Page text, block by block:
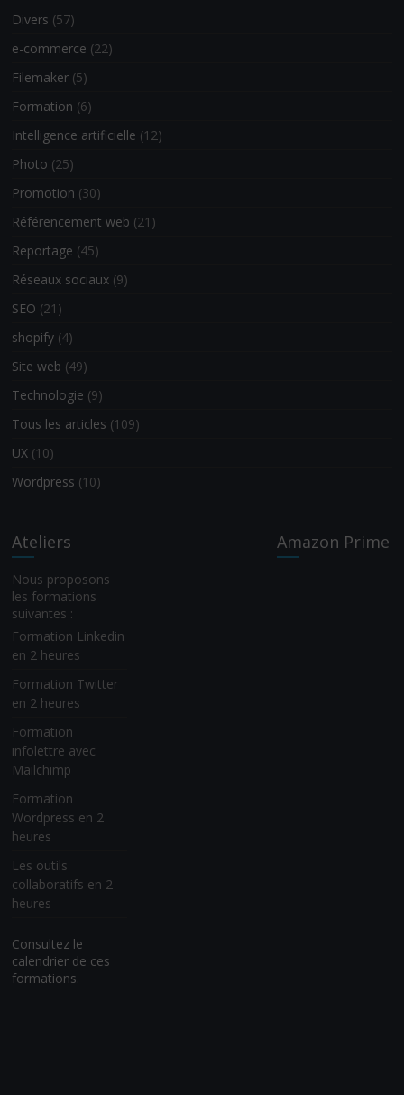
Divers (57)
e-commerce (22)
Filemaker (5)
Formation (6)
Intelligence artificielle (12)
Photo (25)
Promotion (30)
Référencement web (21)
Reportage (45)
Réseaux sociaux (9)
SEO (21)
shopify (4)
Site web (49)
Technologie (9)
Tous les articles (109)
UX (10)
Wordpress (10)
Ateliers
Nous proposons
les formations
suivantes :
Formation Linkedin
en 2 heures
Formation Twitter
en 2 heures
Formation
infolettre avec
Mailchimp
Formation
Wordpress en 2
heures
Les outils
collaboratifs en 2
heures
Consultez le
calendrier de ces
formations.
Amazon Prime